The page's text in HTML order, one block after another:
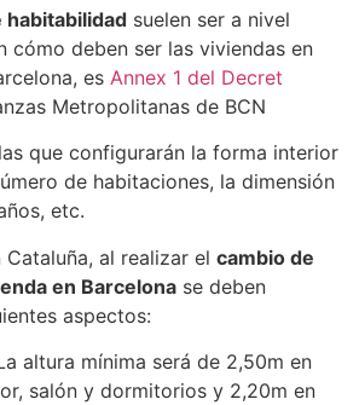
habitabilidad suelen ser a nivel
cómo deben ser las viviendas en
es Annex 1 del Decret
Metropolitanas de BCN
que configurarán la forma interior
de habitaciones, la dimensión
etc.
Cataluña, al realizar el cambio de
en Barcelona se deben
aspectos:
altura mínima será de 2,50m en
salón y dormitorios y 2,20m en